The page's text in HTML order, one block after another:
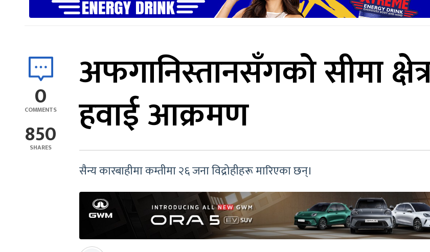
0
COMMENTS
850
SHARES
अफगानिस्तानसँगको सीमा
हवाई आक्रमण
सैन्य कारबाहीमा कम्तीमा २६ जना विद्रोहीहरू मारिएका छन्।